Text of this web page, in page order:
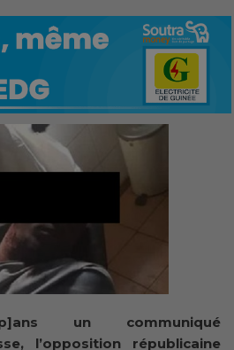
un communiqué
l’opposition républicaine